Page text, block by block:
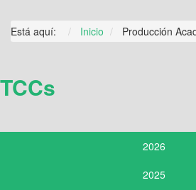
Está aquí: Inicio Producción
TCCs
2026
2025